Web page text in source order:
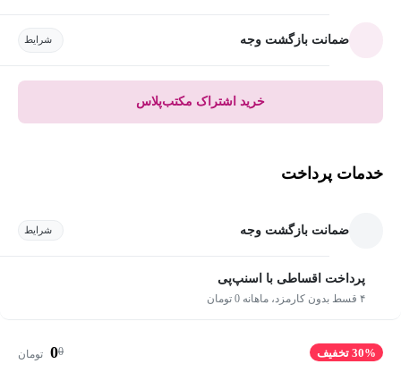
ضمانت بازگشت وجه شرایط
خرید اشتراک مکتب‌پلاس
خدمات پرداخت
ضمانت بازگشت وجه شرایط
پرداخت اقساطی با اسنپ‌پی
۴ قسط بدون کارمزد، ماهانه 0 تومان
30% تخفیف 0
0 تومان